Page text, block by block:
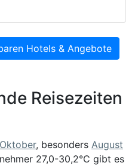
Hotels & Angebote
Reisezeiten
Oktober, besonders August
27,0-30,2°C gibt es